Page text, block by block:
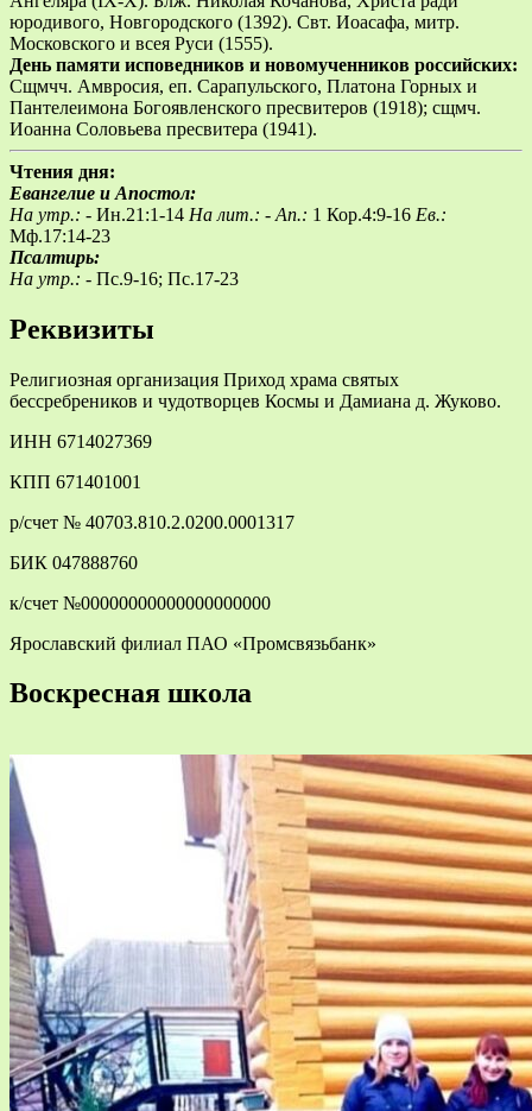
юродивого, Новгородского (1392). Свт. Иоасафа, митр.
Московского и всея Руси (1555).
День памяти исповедников и новомученников российских:
Сщмчч. Амвросия, еп. Сарапульского, Платона Горных и
Пантелеимона Богоявленского пресвитеров (1918); сщмч.
Иоанна Соловьева пресвитера (1941).
Чтения дня:
Евангелие и Апостол:
На утр.: - Ин.21:1-14 На лит.: - Ап.: 1 Кор.4:9-16 Ев.:
Мф.17:14-23
Псалтирь:
На утр.: - Пс.9-16; Пс.17-23
Реквизиты
Религиозная организация Приход храма святых
бессребреников и чудотворцев Космы и Дамиана д. Жуково.
ИНН 6714027369
КПП 671401001
р/счет № 40703.810.2.0200.0001317
БИК 047888760
к/счет №00000000000000000000
Ярославский филиал ПАО «Промсвязьбанк»
Воскресная школа